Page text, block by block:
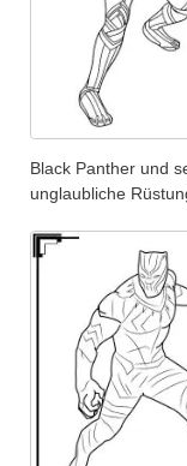
Black Panther und
unglaubliche